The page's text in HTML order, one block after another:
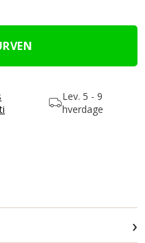
Lev.5 - 9
hverdage
›